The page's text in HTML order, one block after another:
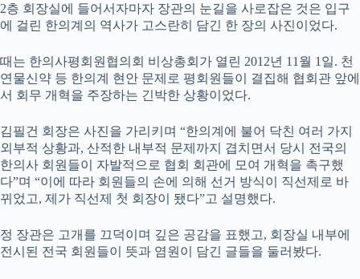
2층 회장실에 들어서자마자 장관의 눈길을 사로잡은 것은 입구
에 걸린 한의계의 역사가 고스란히 담긴 한 장의 사진이었다.
때는 한의사평회원협의회 비상총회가 열린 2012년 11월 1일. 천
연물신약 등 한의계 현안 문제로 평회원들이 결집해 협회관 앞에
서 회무 개혁을 주장하는 긴박한 상황이었다.
김필건 회장은 사진을 가리키며 “한의계에 불어 닥친 여러 가지
외부적 상황과, 산적한 내부적 문제까지 겹치면서 당시 전국의
한의사 회원들이 자발적으로 협회 회관에 모여 개혁을 촉구했
다”며 “이에 따라 회원들의 손에 의해 선거 방식이 직선제로 바
뀌었고, 제가 직선제 첫 회장이 됐다”고 설명했다.
정 장관은 고개를 끄덕이며 깊은 공감을 표했고, 회장실 내부에
전시된 전국 회원들이 뜻과 염원이 담긴 글들을 둘러봤다.